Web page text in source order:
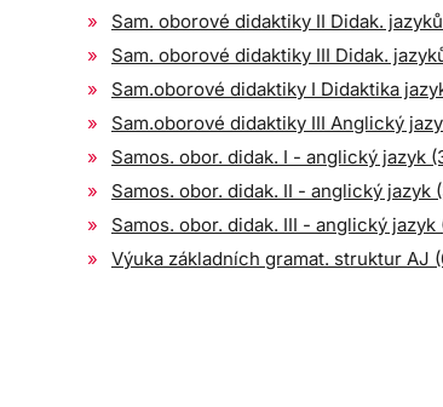
Sam. oborové didaktiky II Didak.
Sam. oborové didaktiky III Didak.
Sam.oborové didaktiky I Didaktika
Sam.oborové didaktiky III Anglický
Samos. obor. didak. I - anglický jazyk
Samos. obor. didak. II - anglický jazyk
Samos. obor. didak. III - anglický jazyk
Výuka základních gramat. struktur AJ